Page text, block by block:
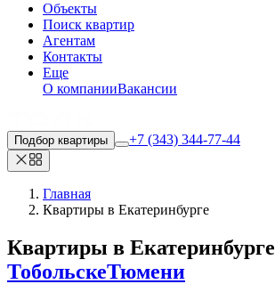
Объекты
Поиск квартир
Агентам
Контакты
Еще
О компанииВакансии
Подбор квартиры +7 (343) 344-77-44
Главная
Квартиры в Екатеринбурге
Квартиры в Екатеринбурге
ТобольскеТюмени